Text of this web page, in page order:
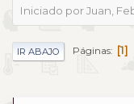
Iniciado por Juan,
IR ABAJO Páginas 1